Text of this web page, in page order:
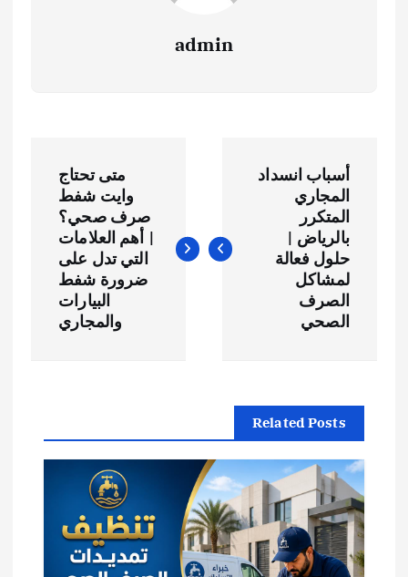
admin
ص
ق
أسباب انسداد
المجاري
المتكرر
بالرياض |
حلول فعالة
لمشاكل
الصرف
الصحي
متى تحتاج
وايت شفط
صرف صحي؟
| أهم العلامات
التي تدل على
ضرورة شفط
البيارات
والمجاري
Related Posts